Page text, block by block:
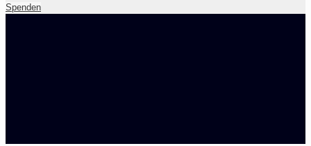
Spenden